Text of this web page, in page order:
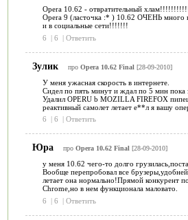
Opera 10.62 - отвратительный
Opera 9 (ласточка :* ) 10.62 ОЧЕНЬ много
и в социальные сети!!!!!!!
6
| 6 | Ответить
Зулик про Opera 10.62 Final [28-09-2010]
У меня ужасная скорость в интернете.
Сидел по пять минут и ждал по 5 мин пока
Удалил OPERU b MOZILLA FIREFOX
реактивный самолет летает е**л я вашу
6
| 6 | Ответить
Юра про Opera 10.62 Final [28-09-2010]
у меня 10.62 чего-то долго
Вообще перепробовал все
летает она нормально!Прямой конкурент
Chrome,но в нем функционала маловато.
6
| 6 | Ответить